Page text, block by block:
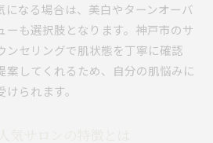
になる場合は、美白やターンオーバ
ーも選択肢となります。神戸市のサ
ンセリングで肌状態を丁寧に確認
案してくれるため、自分の肌悩みに
られます。